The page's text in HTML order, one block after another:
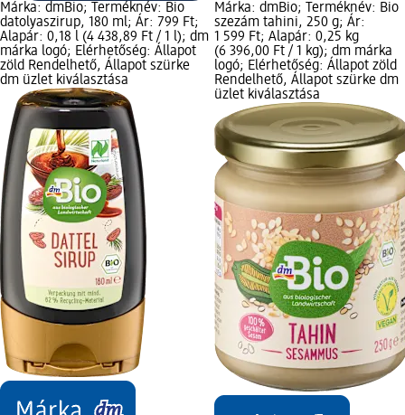
Márka: dmBio; Terméknév: Bio
datolyaszirup, 180 ml; Ár: 799 Ft;
Alapár: 0,18 l (4 438,89 Ft / 1 l); dm
márka logó; Elérhetőség: Állapot
zöld Rendelhető, Állapot szürke
dm üzlet kiválasztása
Márka: dmBio; Terméknév: Bio
szezám tahini, 250 g; Ár:
1 599 Ft; Alapár: 0,25 kg
(6 396,00 Ft / 1 kg); dm márka
logó; Elérhetőség: Állapot zöld
Rendelhető, Állapot szürke dm
üzlet kiválasztása